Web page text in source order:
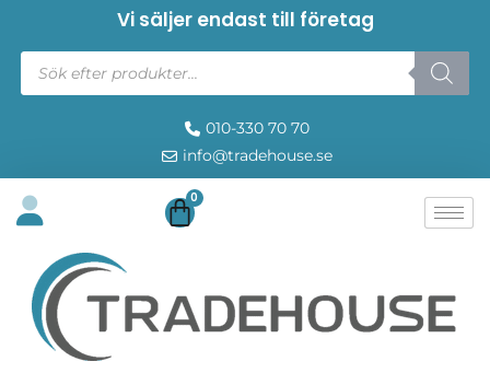
Vi säljer endast till företag
010-330 70 70
info@tradehouse.se
0